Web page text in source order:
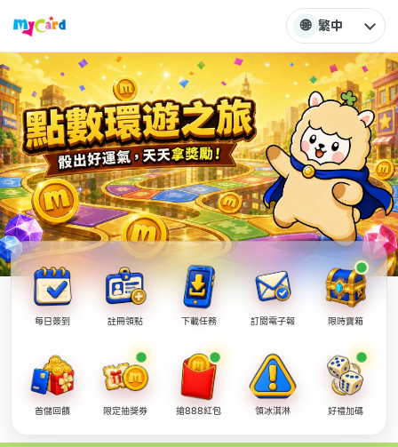
🌐 繁中
每日簽到 註冊領點 下載任務 訂閱電子報 限時寶箱
首儲回饋 限定抽獎券 搶888紅包 領冰淇淋 好禮加碼